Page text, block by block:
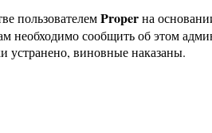
пользователемProperна
необходимо сообщить об этом
устранено, виновные наказаны.